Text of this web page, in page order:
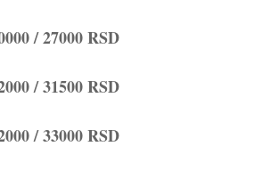
/ 27000 RSD
/ 31500 RSD
/ 33000 RSD